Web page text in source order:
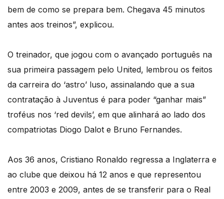
bem de como se prepara bem. Chegava 45 minutos
antes aos treinos”, explicou.
O treinador, que jogou com o avançado português na
sua primeira passagem pelo United, lembrou os feitos
da carreira do ‘astro’ luso, assinalando que a sua
contratação à Juventus é para poder “ganhar mais”
troféus nos ‘red devils’, em que alinhará ao lado dos
compatriotas Diogo Dalot e Bruno Fernandes.
Aos 36 anos, Cristiano Ronaldo regressa a Inglaterra e
ao clube que deixou há 12 anos e que representou
entre 2003 e 2009, antes de se transferir para o Real